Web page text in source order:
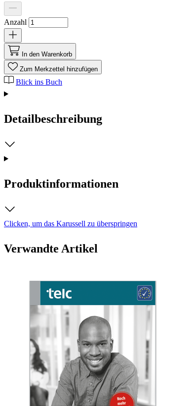
Anzahl
In den Warenkorb
Zum Merkzettel hinzufügen
Blick ins Buch
Detailbeschreibung
Produktinformationen
Clicken, um das Karussell zu überspringen
Verwandte Artikel